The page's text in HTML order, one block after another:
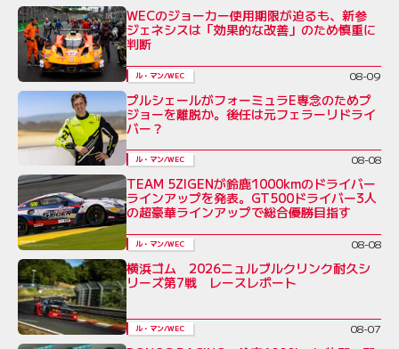
WECのジョーカー使用期限が迫るも、新参
ジェネシスは「効果的な改善」のため慎重に
判断
ル・マン/WEC 08-09
プルシェールがフォーミュラE専念のためプ
ジョーを離脱か。後任は元フェラーリドライ
バー？
ル・マン/WEC 08-08
TEAM 5ZIGENが鈴鹿1000kmのドライバー
ラインアップを発表。GT500ドライバー3人
の超豪華ラインアップで総合優勝目指す
ル・マン/WEC 08-08
横浜ゴム 2026ニュルブルクリンク耐久シ
リーズ第7戦 レースレポート
ル・マン/WEC 08-07